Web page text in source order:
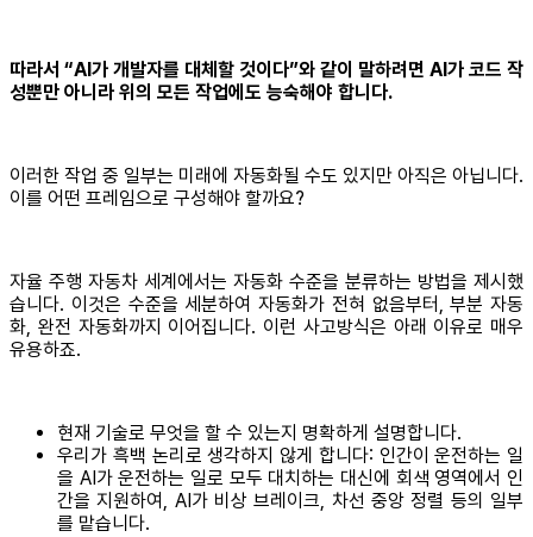
따라서 “AI가 개발자를 대체할 것이다”와 같이 말하려면 AI가 코드 작
성뿐만 아니라 위의 모든 작업에도 능숙해야 합니다.
이러한 작업 중 일부는 미래에 자동화될 수도 있지만 아직은 아닙니다.
이를 어떤 프레임으로 구성해야 할까요?
자율 주행 자동차 세계에서는 자동화 수준을 분류하는 방법을 제시했
습니다. 이것은 수준을 세분하여 자동화가 전혀 없음부터, 부분 자동
화, 완전 자동화까지 이어집니다. 이런 사고방식은 아래 이유로 매우
유용하죠.
현재 기술로 무엇을 할 수 있는지 명확하게 설명합니다.
우리가 흑백 논리로 생각하지 않게 합니다: 인간이 운전하는 일
을 AI가 운전하는 일로 모두 대치하는 대신에 회색 영역에서 인
간을 지원하여, AI가 비상 브레이크, 차선 중앙 정렬 등의 일부
를 맡습니다.